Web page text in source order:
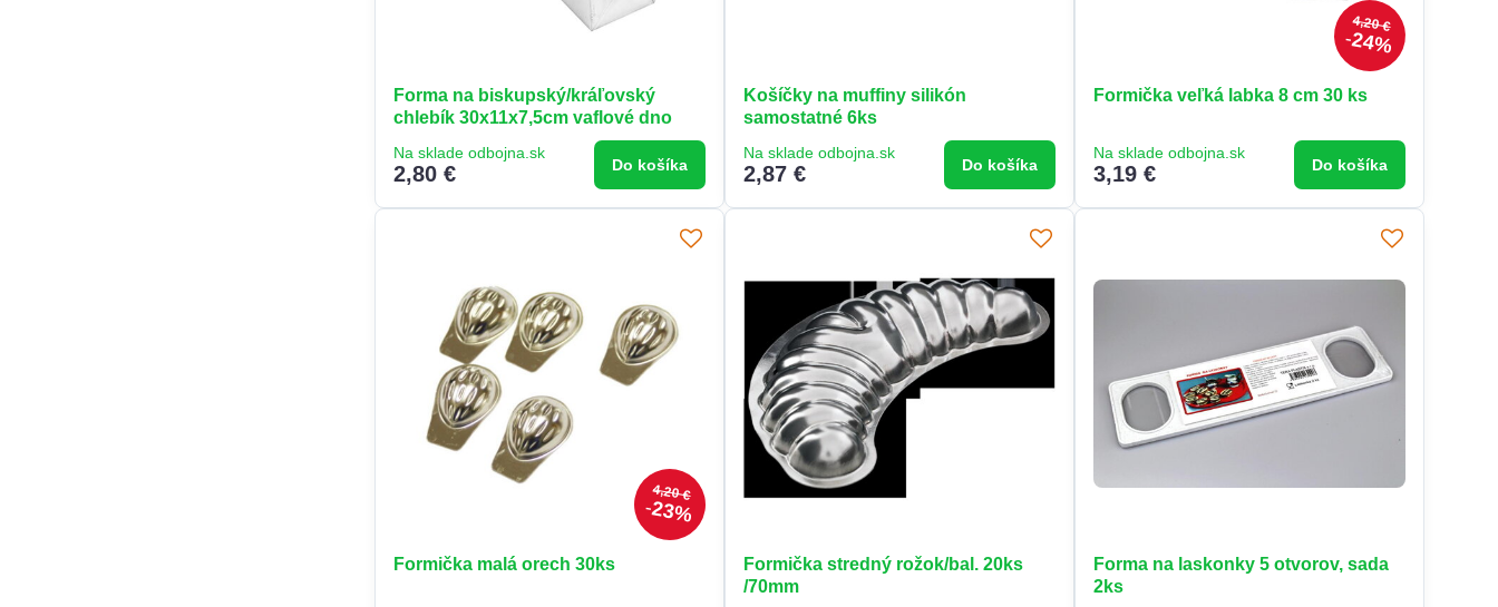
Forma na biskupský/kráľovský
chlebík 30x11x7,5cm vaflové dno
Na sklade odbojna.sk
2,80 € Do košíka
Košíčky na muffiny silikón
samostatné 6ks
Na sklade odbojna.sk
2,87 € Do košíka
4,20 €
24%
Formička veľká labka 8 cm 30 ks
Na sklade odbojna.sk
3,19 € Do košíka
4,20 €
23%
Formička malá orech 30ks
Formička stredný rožok/bal. 20ks
/70mm
Forma na laskonky 5 otvorov, sada
2ks